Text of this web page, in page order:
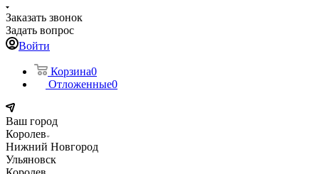
Заказать звонок
Задать вопрос
Войти
Корзина0
Отложенные0
Ваш город
Королев
Нижний Новгород
Ульяновск